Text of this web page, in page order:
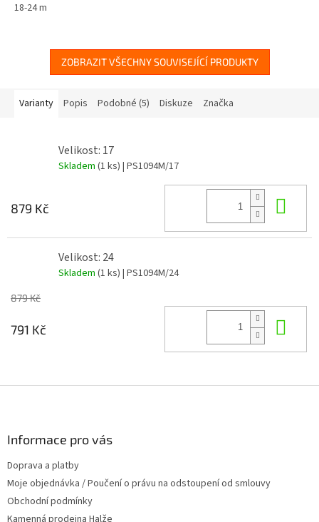
18-24 m
ZOBRAZIT VŠECHNY SOUVISEJÍCÍ PRODUKTY
Varianty Popis Podobné (5) Diskuze Značka
Velikost: 17
Skladem (1 ks) | PS1094M/17
879 Kč
Velikost: 24
Skladem (1 ks) | PS1094M/24
879 Kč
791 Kč
Informace pro vás
Doprava a platby
Moje objednávka / Poučení o právu na odstoupení od smlouvy
Obchodní podmínky